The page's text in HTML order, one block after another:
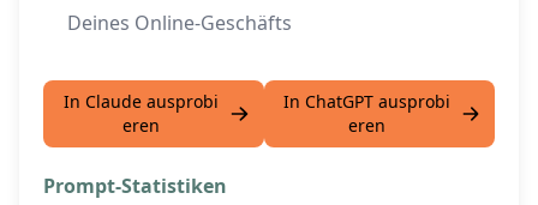
Deines Online-Geschäfts
In Claude ausprobi
eren
In ChatGPT ausprobi
eren
Prompt-Statistiken